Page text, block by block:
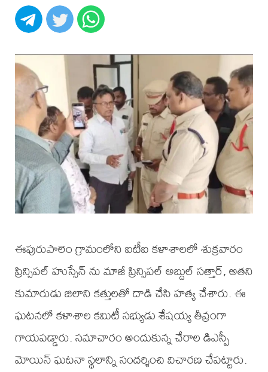
ఈపురుపాలెం గ్రామంలోని ఐటీఐ కళాశాలలో శుక్రవారం
ప్రిన్సిపల్ హుస్సేన్ ను మాజీ ప్రిన్సిపల్ అబ్దుల్ సత్తార్, అతని
కుమారుడు జిలాని కత్తులతో దాడి చేసి హత్య చేశారు. ఈ
ఘటనలో కళాశాల కమిటీ సభ్యుడు శేషయ్య తీవ్రంగా
గాయపడ్డారు. సమాచారం అందుకున్న చేరాల డిఎస్పీ
మోయిన్ ఘటనా స్థలాన్ని సందర్శించి విచారణ చేపట్టారు.